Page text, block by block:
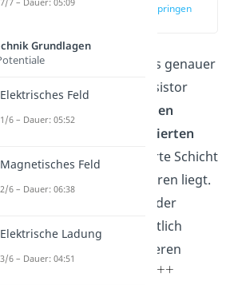
zur Stelle im Video springen
uns den Aufbau etwas genauer
anschauen. Der NPN Transistor
zwei n-dotierten
einer p-dotierten
Schicht, wobei die p-dotierte Schicht
zwischen den beiden anderen liegt.
Die n-dotierte Schicht, die der
Emitter sein soll, ist wesentlich
stärker dotiert als die anderen
Grundlagen
Elektrisches Feld
1/6 – Dauer: 05:52
Magnetisches Feld
2/6 – Dauer: 06:38
Elektrische Ladung
3/6 – Dauer: 04:51